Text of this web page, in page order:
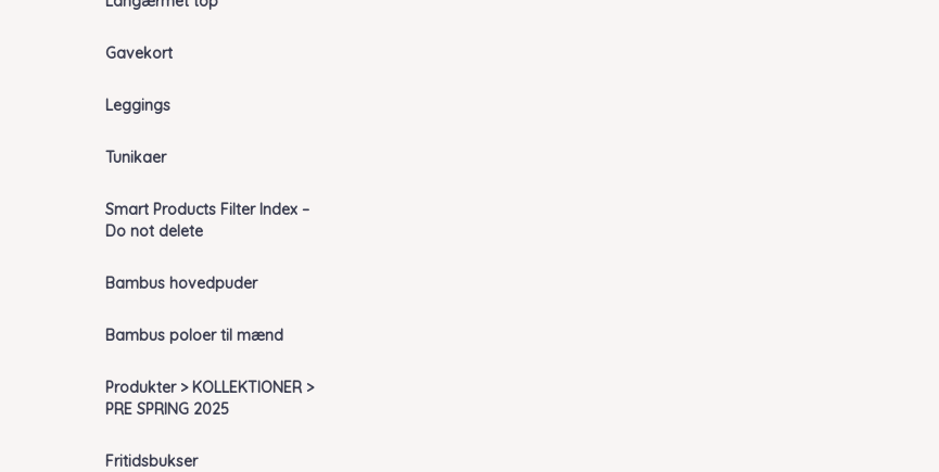
Gavekort
Leggings
Tunikaer
Smart Products Filter Index –
Do not delete
Bambus hovedpuder
Bambus poloer til mænd
Produkter > KOLLEKTIONER >
PRE SPRING 2025
Fritidsbukser